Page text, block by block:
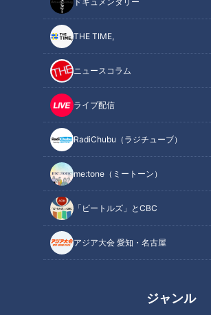
THE TIME,
ニュースコラム
ライブ配信
RadiChubu（ラジチューブ）
me:tone（ミートーン）
「ビートルズ」とCBC
アジア大会 愛知・名古屋
ジャンル
関連リンク
今回のテーマは 「〜免疫力・美肌・認知症
学ぶ！唾液力UPの秘訣」
口の中に出てくる唾液には健康に関わる
そうです。それが「唾液力」。感染症から
を抑制したり、快眠の作用などもあるの
は認知症への影響もあり、口の渇きに自覚
リスクが高まるという研究結果もあるそ
が乾燥するこの季節、口の中も乾燥して唾
そこで今回は、唾液力をUPする方法を専門